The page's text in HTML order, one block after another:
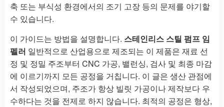
축 또는 부식성 환경에서의 조기 고장 등의 문제를 야기할
수 있습니다.
이 가이드는 방법을 설명합니다. 스테인리스 스틸 펌프 임
펠러 일반적으로 산업용으로 제조되는 이 제품은 재료 선
정 및 정밀 주조부터 CNC 가공, 밸런싱, 검사 및 최종 마감
에 이르기까지 모든 공정을 거칩니다. 이 글은 생산 관점에
서 작성되었으며, 주조가 항상 빌릿 가공이나 제작보다 우
수하다는 것을 전제로 하지 않습니다. 최적의 공정은 형상,